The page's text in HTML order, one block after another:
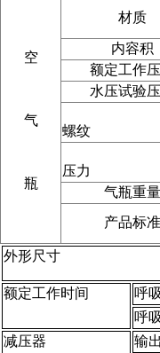
空
气
瓶
材质
内容积
额定工作
水压试验
瓶
螺纹
爆
压力
气瓶重量
产品标准
外形尺寸
额定工作时间
呼
呼
减压器
输